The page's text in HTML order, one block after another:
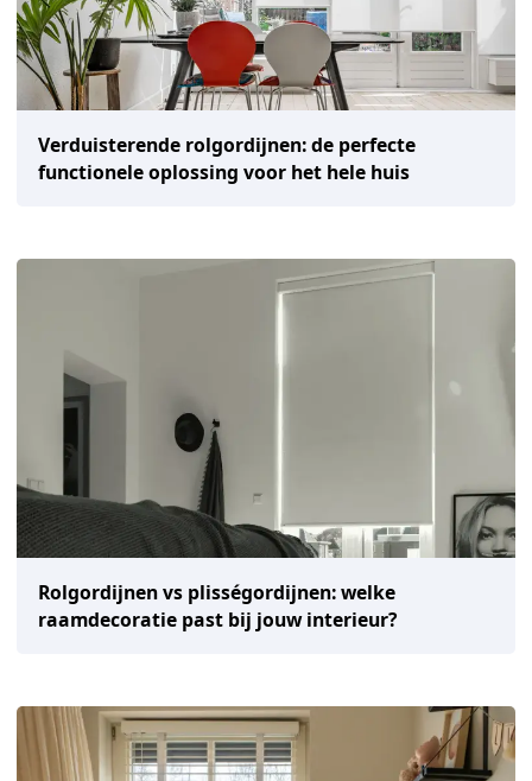
Verduisterende rolgordijnen: de perfecte
functionele oplossing voor het hele huis
Rolgordijnen vs plisségordijnen: welke
raamdecoratie past bij jouw interieur?